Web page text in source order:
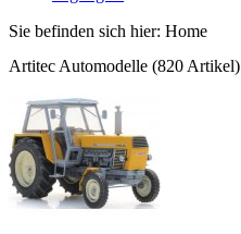
Sie befinden sich hier: Home
Artitec Automodelle (820 Artikel)